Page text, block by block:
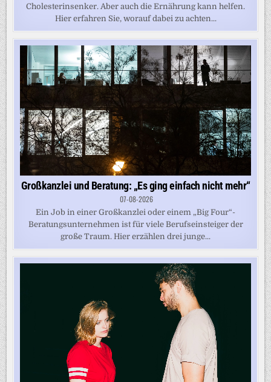
Cholesterinsenker. Aber auch die Ernährung kann helfen.
Hier erfahren Sie, worauf dabei zu achten...
Großkanzlei und Beratung: „Es ging einfach nicht mehr“
07-08-2026
Ein Job in einer Großkanzlei oder einem „Big Four“-
Beratungsunternehmen ist für viele Berufseinsteiger der
große Traum. Hier erzählen drei junge...